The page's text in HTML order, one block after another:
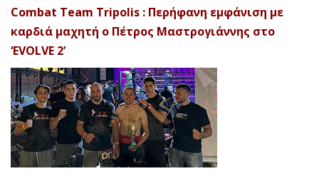
Combat Team Tripolis : Περήφανη εμφάνιση με
καρδιά μαχητή ο Πέτρος Μαστρογιάννης στο
‘EVOLVE 2’